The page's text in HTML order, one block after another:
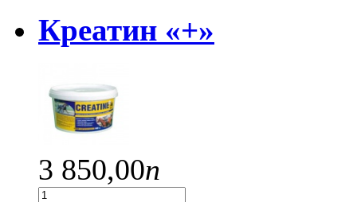
Креатин «+»
3 850,00п